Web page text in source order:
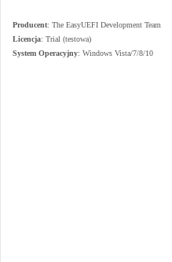
Producent: The EasyUEFI Development Team
Licencja: Trial (testowa)
System Operacyjny: Windows Vista/7/8/10